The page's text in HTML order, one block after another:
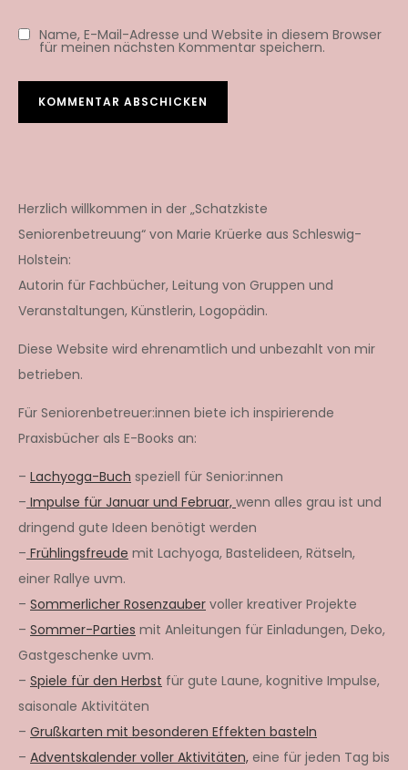
Name, E-Mail-Adresse und Website in diesem Browser
für meinen nächsten Kommentar speichern.
Herzlich willkommen in der „Schatzkiste
Seniorenbetreuung“ von Marie Krüerke aus Schleswig-
Holstein:
Autorin für Fachbücher, Leitung von Gruppen und
Veranstaltungen, Künstlerin, Logopädin.
Diese Website wird ehrenamtlich und unbezahlt von mir
betrieben.
Für Seniorenbetreuer:innen biete ich inspirierende
Praxisbücher als E-Books an:
– Lachyoga-Buch speziell für Senior:innen
– Impulse für Januar und Februar, wenn alles grau ist und
dringend gute Ideen benötigt werden
– Frühlingsfreude mit Lachyoga, Bastelideen, Rätseln,
einer Rallye uvm.
– Sommerlicher Rosenzauber voller kreativer Projekte
– Sommer-Parties mit Anleitungen für Einladungen, Deko,
Gastgeschenke uvm.
– Spiele für den Herbst für gute Laune, kognitive Impulse,
saisonale Aktivitäten
– Grußkarten mit besonderen Effekten basteln
– Adventskalender voller Aktivitäten, eine für jeden Tag bis